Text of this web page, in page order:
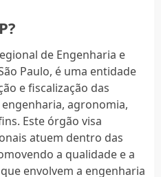
de Engenharia e
Paulo, é uma entidade
e fiscalização das
agronomia,
Este órgão visa
atuem dentro das
a qualidade e a
envolvem a engenharia